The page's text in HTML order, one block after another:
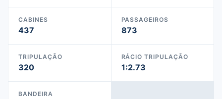
CABINES
437
PASSAGEIROS
873
TRIPULAÇÃO
320
RÁCIO TRIPULAÇÃO
1:2.73
BANDEIRA